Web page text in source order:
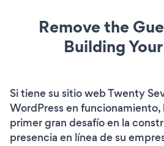
Remove the
Building
Si tiene su sitio web Twenty
WordPress en funcionamiento,
primer gran desafío en la
presencia en línea de su